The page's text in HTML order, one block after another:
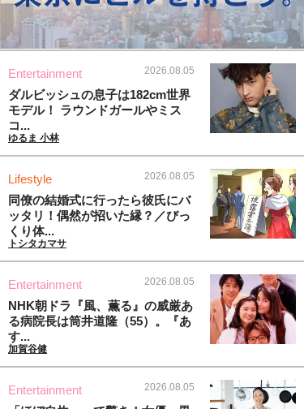
Entertainment 2026.08.05
ダルビッシュの息子は182cm世界
モデル！ ラウンドガールやミス
コ...
ゆるま 小林
Lifestyle 2026.08.05
同僚の結婚式に行ったら彼氏にバ
ッタリ！偶然が招いた縁？／びっ
くり体...
トシタカマサ
Entertainment 2026.08.05
NHK朝ドラ『風、薫る』の威厳あ
る病院長は筒井道隆（55）。『あ
す...
加賀谷健
Entertainment 2026.08.05